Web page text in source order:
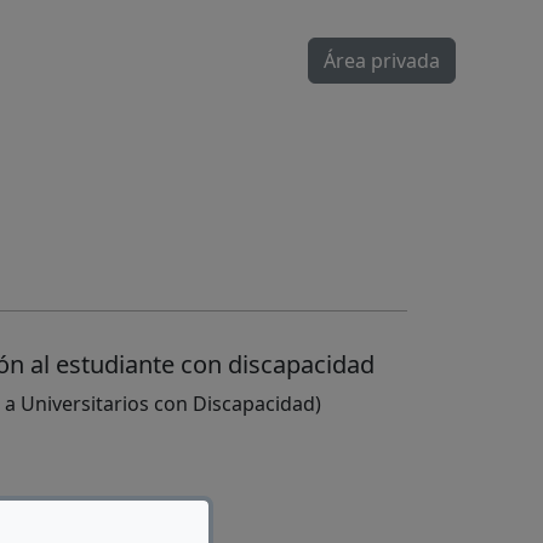
Área privada
al estudiante con discapacidad
Universitarios con Discapacidad)